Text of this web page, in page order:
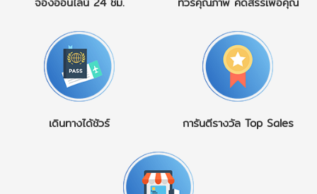
เดินทางได้ชัวร์ การันตีรางวัล Top Sales